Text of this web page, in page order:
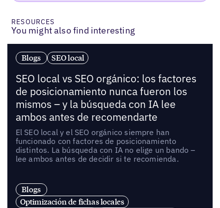
RESOURCES
You might also find interesting
Blogs SEO local
SEO local vs SEO orgánico: los factores
de posicionamiento nunca fueron los
mismos – y la búsqueda con IA lee
ambos antes de recomendarte
El SEO local y el SEO orgánico siempre han
funcionado con factores de posicionamiento
distintos. La búsqueda con IA no elige un bando –
lee ambos antes de decidir si te recomienda.
Blogs
Optimización de fichas locales